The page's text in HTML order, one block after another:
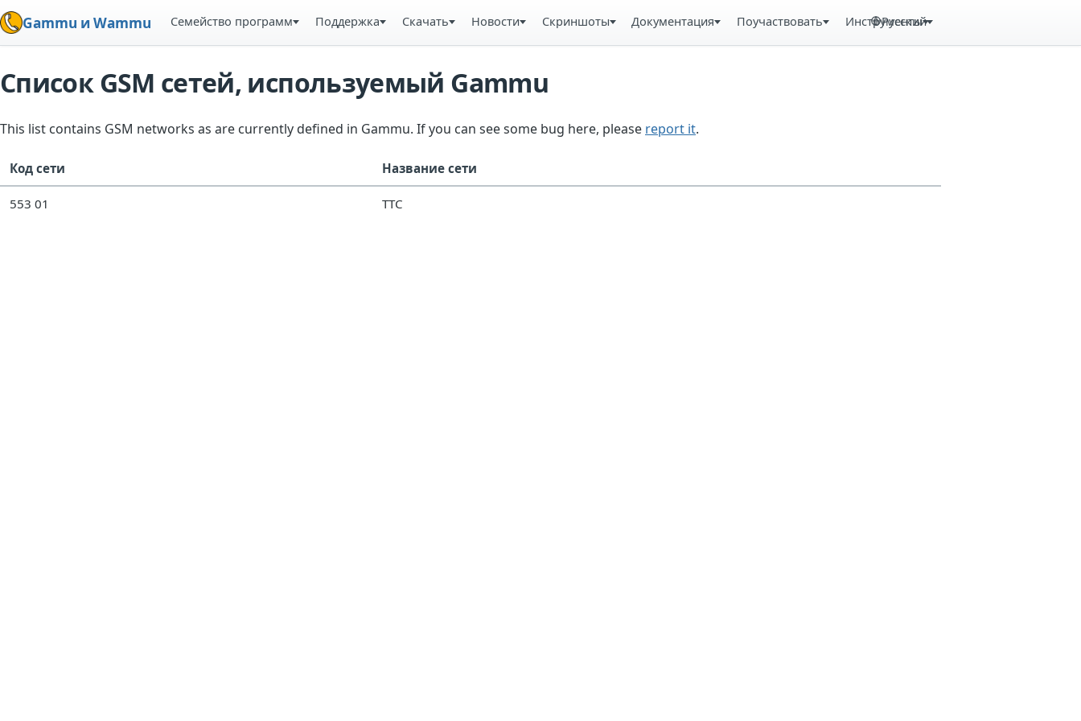
Gammu и Wammu Семейство программ Поддержка Скачать Новости Скриншоты Документация Поучаствовать Инструменты
Русский
Список GSM сетей, используемый Gammu
This list contains GSM networks as are currently defined in Gammu. If you can see some bug here, please report it.
Код сети Название сети
553 01 TTC